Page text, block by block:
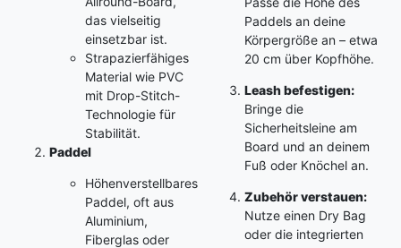
das vielseitig
einsetzbar ist.
Strapazierfähiges
Material wie PVC
mit Drop-Stitch-
Technologie für
Stabilität.
Paddel
Höhenverstellbares
Paddel, oft aus
Aluminium,
Fiberglas oder
Paddels an deine
Körpergröße an – etwa
20 cm über Kopfhöhe.
Leash befestigen:
Bringe die
Sicherheitsleine am
Board und an deinem
Fuß oder Knöchel an.
Zubehör verstauen:
Nutze einen Dry Bag
oder die integrierten